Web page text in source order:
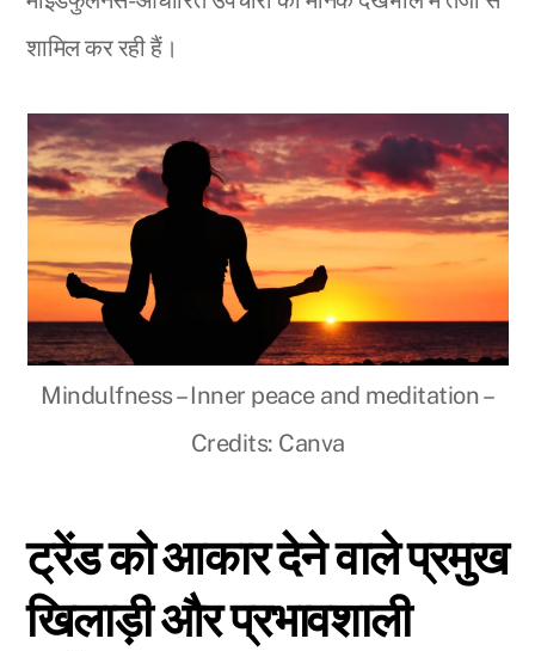
शामिल कर रही हैं।
Mindulfness – Inner peace and meditation –
Credits: Canva
ट्रेंड को आकार देने वाले प्रमुख
खिलाड़ी और प्रभावशाली